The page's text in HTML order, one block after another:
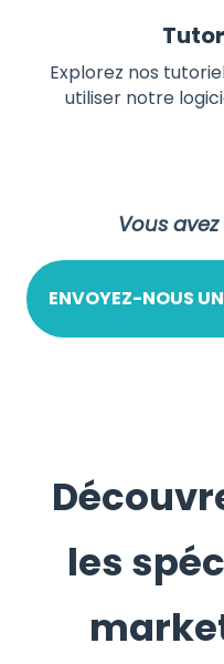
Explorez nos
utiliser notre
Vous
ENVOYEZ-NOUS
les